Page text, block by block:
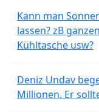
Kann man
lassen? zB
Kühltasche usw?
Deniz Undav
Millionen. Er